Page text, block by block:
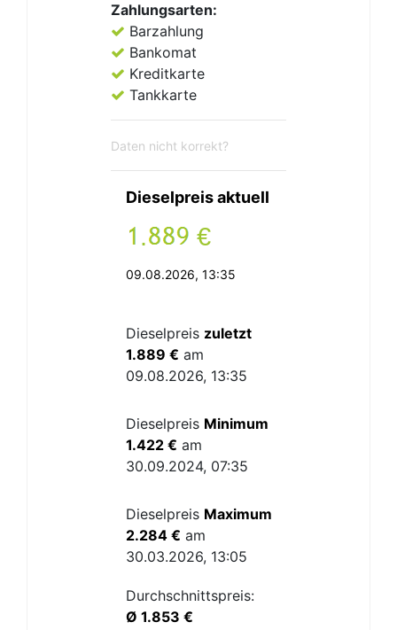
Zahlungsarten:
Barzahlung
Bankomat
Kreditkarte
Tankkarte
Daten nicht korrekt?
Dieselpreis aktuell
. €
09.08.2026, 13:35
Dieselpreis zuletzt
1.889 € am
09.08.2026, 13:35
Dieselpreis Minimum
1.422 € am
30.09.2024, 07:35
Dieselpreis Maximum
2.284 € am
30.03.2026, 13:05
Durchschnittspreis:
Ø 1.853 €